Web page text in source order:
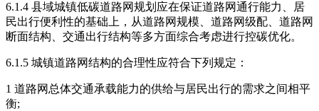
6.1.4 县域城镇低碳道路网规划应在保证道路网通行能力、居
民出行便利性的基础上，从道路网规模、道路网级配、道路网
断面结构、交通出行结构等多方面综合考虑进行控碳优化。
6.1.5 城镇道路网结构的合理性应符合下列规定：
1 道路网总体交通承载能力的供给与居民出行的需求之间相平
衡;